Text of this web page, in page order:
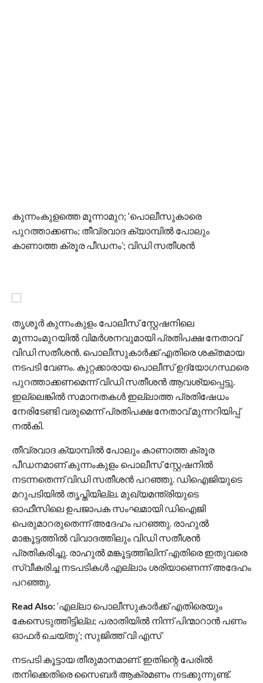
കുന്നംകുളത്തെ മൂന്നാമുറ; ‘പൊലീസുകാരെ
പുറത്താക്കണം; തീവ്രവാദ ക്യാമ്പിൽ പോലും
കാണാത്ത ക്രൂര പീഡനം’; വിഡി സതീശൻ
തൃശൂർ കുന്നംകുളം പോലീസ് സ്റ്റേഷനിലെ
മൂന്നാംമുറയിൽ വിമർശനവുമായി പ്രതിപക്ഷ നേതാവ്
വിഡി സതീശൻ. പൊലീസുകാർക്ക് എതിരെ ശക്തമായ
നടപടി വേണം. കുറ്റക്കാരായ പൊലീസ് ഉദ്യോ​ഗസ്ഥരെ
പുറത്താക്കണമെന്ന് വിഡി സതീശൻ ആവശ്യപ്പെട്ടു.
ഇല്ലെങ്കിൽ സമാനതകൾ ഇല്ലാത്ത പ്രതിഷേധം
നേരിടേണ്ടി വരുമെന്ന് പ്രതിപക്ഷ നേതാവ് മുന്നറിയിപ്പ്
നൽകി.
തീവ്രവാദ ക്യാമ്പിൽ പോലും കാണാത്ത ക്രൂര
പീഡനമാണ് കുന്നംകുളം പൊലീസ് സ്റ്റേഷനിൽ‌
നടന്നതെന്ന് വിഡി സതീശൻ പറഞ്ഞു. ഡിഐജിയുടെ
മറുപടിയിൽ തൃപ്തിയില്ല. മുഖ്യമന്ത്രിയുടെ
ഓഫീസിലെ ഉപജാപക സംഘമായി ഡിഐജി
പെരുമാറരുതെന്ന് അദേഹം പറഞ്ഞു. രാഹുൽ
മാങ്കൂട്ടത്തിൽ വിവാദത്തിലും വിഡി സതീശൻ
പ്രതികരിച്ചു. രാഹുൽ മങ്കൂട്ടത്തിലിന് എതിരെ ഇതുവരെ
സ്വീകരിച്ച നടപടികൾ എല്ലാം ശരിയാണെന്ന് അദേ​ഹം
പറഞ്ഞു.
Read Also:‘എല്ലാ പൊലീസുകാർക്ക് എതിരെയും
കേസെടുത്തിട്ടില്ല; പരാതിയിൽ നിന്ന് പിന്മാറാൻ പണം
ഓഫർ ചെയ്തു’; സുജിത്ത് വി എസ്
നടപടി കൂട്ടായ തീരുമാനമാണ്. ഇതിന്റെ പേരിൽ
തനിക്കെതിരെ സൈബർ ആക്രമണം നടക്കുന്നുണ്ട്.